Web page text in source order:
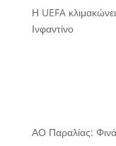
Η UEFA
Ινφαντίνο
ΑΟ Παραλίας: